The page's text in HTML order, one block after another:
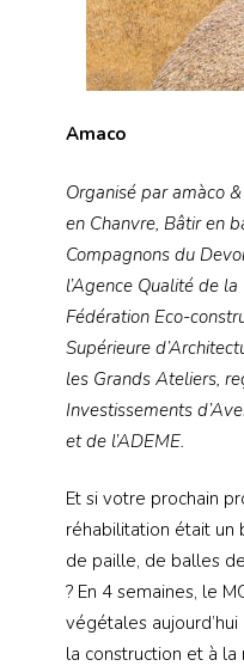
Amaco
Organisé par amàco
en Chanvre, Bâtir en
Compagnons du
l’Agence Qualité de
Fédération Eco-
Supérieure
les Grands Ateliers,
Investissements
et de l’ADEME.
Et si votre prochain
réhabilitation était un
de paille, de balles
? En 4 semaines, le
végétales
la construction et à